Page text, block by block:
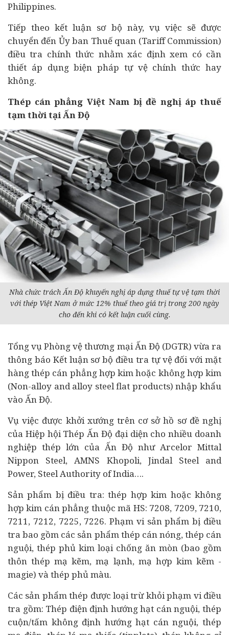
Philippines.
Tiếp theo kết luận sơ bộ này, vụ việc sẽ được
chuyển đến Ủy ban Thuế quan (Tariff Commission)
điều tra chính thức nhằm xác định xem có cần
thiết áp dụng biện pháp tự vệ chính thức hay
không.
Thép cán phẳng Việt Nam bị đề nghị áp thuế
tạm thời tại Ấn Độ
Nhà chức trách Ấn Độ khuyến nghị áp dụng thuế tự vệ tạm thời
với thép Việt Nam ở mức 12% thuế theo giá trị trong 200 ngày
cho đến khi có kết luận cuối cùng.
Tổng vụ Phòng vệ thương mại Ấn Độ (DGTR) vừa ra
thông báo Kết luận sơ bộ điều tra tự vệ đối với mặt
hàng thép cán phẳng hợp kim hoặc không hợp kim
(Non-alloy and alloy steel flat products) nhập khẩu
vào Ấn Độ.
Vụ việc được khởi xướng trên cơ sở hồ sơ đề nghị
của Hiệp hội Thép Ấn Độ đại diện cho nhiều doanh
nghiệp thép lớn của Ấn Độ như Arcelor Mittal
Nippon Steel, AMNS Khopoli, Jindal Steel and
Power, Steel Authority of India….
Sản phẩm bị điều tra: thép hợp kim hoặc không
hợp kim cán phẳng thuộc mã HS: 7208, 7209, 7210,
7211, 7212, 7225, 7226. Phạm vi sản phẩm bị điều
tra bao gồm các sản phẩm thép cán nóng, thép cán
nguội, thép phủ kim loại chống ăn mòn (bao gồm
thôn thép mạ kẽm, mạ lạnh, mạ hợp kim kẽm -
magie) và thép phủ màu.
Các sản phẩm thép được loại trừ khỏi phạm vi điều
tra gồm: Thép điện định hướng hạt cán nguội, thép
cuộn/tấm không định hướng hạt cán nguội, thép